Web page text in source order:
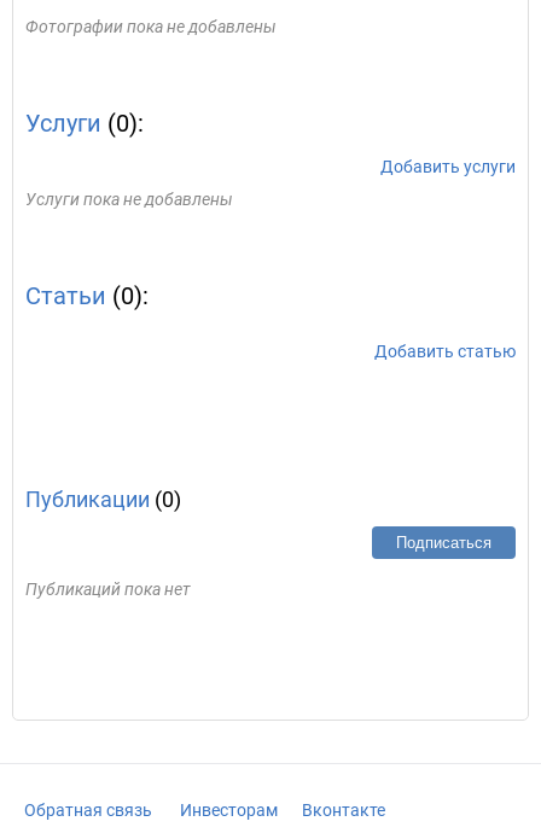
Фотографии пока не добавлены
Услуги (0):
Добавить услуги
Услуги пока не добавлены
Статьи (0):
Добавить статью
Публикации (0)
Подписаться
Публикаций пока нет
Обратная связь Инвесторам
Вконтакте